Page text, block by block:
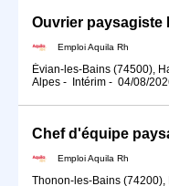
Ouvrier paysagiste
Emploi Aquila Rh
Évian-les-Bains (74500),
Alpes - Intérim - 04/08/
Chef d'équipe
Emploi Aquila Rh
Thonon-les-Bains